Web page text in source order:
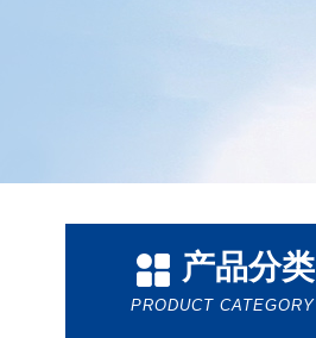
产品分类
PRODUCT CATEGORY